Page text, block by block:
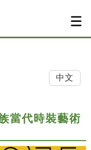
中文
當代時裝藝術